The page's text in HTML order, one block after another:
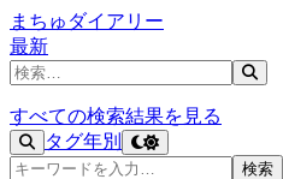
まちゅダイアリー
最新
記事を検索
すべての検索結果を見る
タグ年別
記事を検索
検索